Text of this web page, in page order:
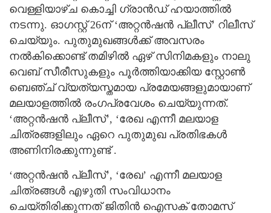
വെള്ളിയാഴ്ച കൊച്ചി ഗ്രാന്‍ഡ് ഹയാത്തില്‍
നടന്നു. ഓഗസ്റ്റ് 26ന് ‘അറ്റന്‍ഷന്‍ പ്ലീസ്’ റിലീസ്
ചെയ്യും. പുതുമുഖങ്ങള്‍ക്ക് അവസരം
നല്‍കിക്കൊണ്ട് തമിഴില്‍ ഏഴ് സിനിമകളും നാലു
വെബ് സീരീസുകളും പൂര്‍ത്തിയാക്കിയ സ്റ്റോണ്‍
ബെഞ്ച് വ്യത്യസ്തമായ പ്രമേയങ്ങളുമായാണ്
മലയാളത്തില്‍ രംഗപ്രവേശം ചെയ്യുന്നത്.
‘അറ്റന്‍ഷന്‍ പ്ലീസ്’, ‘രേഖ എന്നീ മലയാള
ചിത്രങ്ങളിലും ഏറെ പുതുമുഖ പ്രതിഭകള്‍
അണിനിരക്കുന്നുണ്ട് .
‘അറ്റന്‍ഷന്‍ പ്ലീസ്’, ‘രേഖ’ എന്നീ മലയാള
ചിത്രങ്ങള്‍ എഴുതി സംവിധാനം
ചെയ്തിരിക്കുന്നത് ജിതിന്‍ ഐസക് തോമസ്